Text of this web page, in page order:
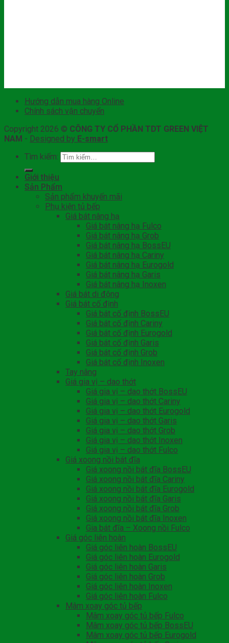
Hướng dẫn mua hàng Online
Chính sách vận chuyển
Copyright 2026 © CÔNG TY CỔ PHẦN TDT GREEN VIỆT
NAM - Designed by E-smart
Tìm kiếm:
Giới thiệu
Sản Phẩm
Sản phẩm khuyến mãi
Phụ kiện tủ bếp
Giá bát nâng hạ
Giá bát nâng hạ Fulco
Giá bát nâng hạ Grob
Giá bát nâng hạ BossEU
Giá bát nâng hạ Cariny
Giá bát nâng hạ Eurogold
Giá bát nâng hạ Garis
Giá bát nâng hạ Inoxen
Giá bát di động
Giá bát cố định
Giá bát cố định BossEU
Giá bát cố định Cariny
Giá bát cố định Eurogold
Giá bát cố định Garis
Giá bát cố định Grob
Giá bát cố định Inoxen
Tay nâng
Giá gia vị – dao thớt
Giá gia vị – dao thớt BossEU
Giá gia vị – dao thớt Cariny
Giá gia vị – dao thớt Eurogold
Giá gia vị – dao thớt Garis
Giá gia vị – dao thớt Grob
Giá gia vị – dao thớt Inoxen
Giá gia vị – dao thớt Fulco
Giá xoong nồi bát đĩa
Giá xoong nồi bát đĩa BossEU
Giá xoong nồi bát đĩa Cariny
Giá xoong nồi bát đĩa Eurogold
Giá xoong nồi bát đĩa Garis
Giá xoong nồi bát đĩa Grob
Giá xoong nồi bát đĩa Inoxen
Gia bát đĩa – Xoong nồi Fulco
Giá góc liên hoàn
Giá góc liên hoàn BossEU
Giá góc liên hoàn Eurogold
Giá góc liên hoàn Garis
Giá góc liên hoàn Grob
Giá góc liên hoàn Inoxen
Giá góc liên hoàn Fulco
Mâm xoay góc tủ bếp
Mâm xoay góc tủ bếp Fulco
Mâm xoay góc tủ bếp BossEU
Mâm xoay góc tủ bếp Eurogold